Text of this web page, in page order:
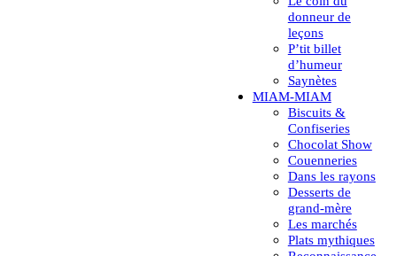
donneur de
leçons
P’tit billet
d’humeur
Saynètes
MIAM-MIAM
Biscuits &
Confiseries
Chocolat Show
Couenneries
Dans les rayons
Desserts de
grand-mère
Les marchés
Plats mythiques